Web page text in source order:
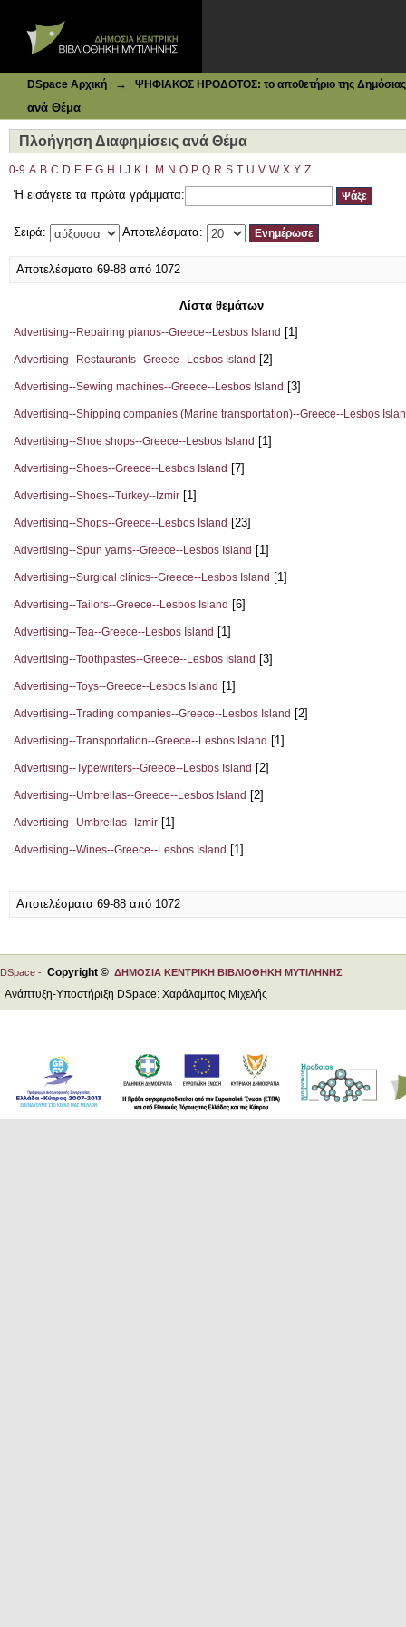
DSpace Αρχική → ΨΗΦΙΑΚΟΣ ΗΡΟΔΟΤΟΣ: το αποθετήριο της Δημόσιας
ανά Θέμα
Πλοήγηση Διαφημίσεις ανά Θέμα
0-9 A B C D E F G H J K L M N O P Q R S T U V W X Y Z
Ή εισάγετε τα πρώτα γράμματα:
Σειρά: Αποτελέσματα:
Αποτελέσματα 69-88 από 1072
Λίστα θεμάτων
Advertising--Repairing pianos--Greece--Lesbos Island [1]
Advertising--Restaurants--Greece--Lesbos Island [2]
Advertising--Sewing machines--Greece--Lesbos Island [3]
Advertising--Shipping companies (Marine transportation)--Greece--Lesbos
Advertising--Shoe shops--Greece--Lesbos Island [1]
Advertising--Shoes--Greece--Lesbos Island [7]
Advertising--Shoes--Turkey--Izmir [1]
Advertising--Shops--Greece--Lesbos Island [23]
Advertising--Spun yarns--Greece--Lesbos Island [1]
Advertising--Surgical clinics--Greece--Lesbos Island [1]
Advertising--Tailors--Greece--Lesbos Island [6]
Advertising--Tea--Greece--Lesbos Island [1]
Advertising--Toothpastes--Greece--Lesbos Island [3]
Advertising--Toys--Greece--Lesbos Island [1]
Advertising--Trading companies--Greece--Lesbos Island [2]
Advertising--Transportation--Greece--Lesbos Island [1]
Advertising--Typewriters--Greece--Lesbos Island [2]
Advertising--Umbrellas--Greece--Lesbos Island [2]
Advertising--Umbrellas--Izmir [1]
Advertising--Wines--Greece--Lesbos Island [1]
Αποτελέσματα 69-88 από 1072
DSpace - Copyright © ΔΗΜΟΣΙΑ ΚΕΝΤΡΙΚΗ ΒΙΒΛΙΟΘΗΚΗ ΜΥΤΙΛΗΝΗΣ
Ανάπτυξη-Υποστήριξη DSpace: Χαράλαμπος Μιχελής